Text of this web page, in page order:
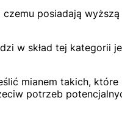
posiadają
w skład tej kategorii
mianem takich,
potrzeb